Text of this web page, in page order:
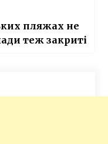
пляжах не
теж закриті